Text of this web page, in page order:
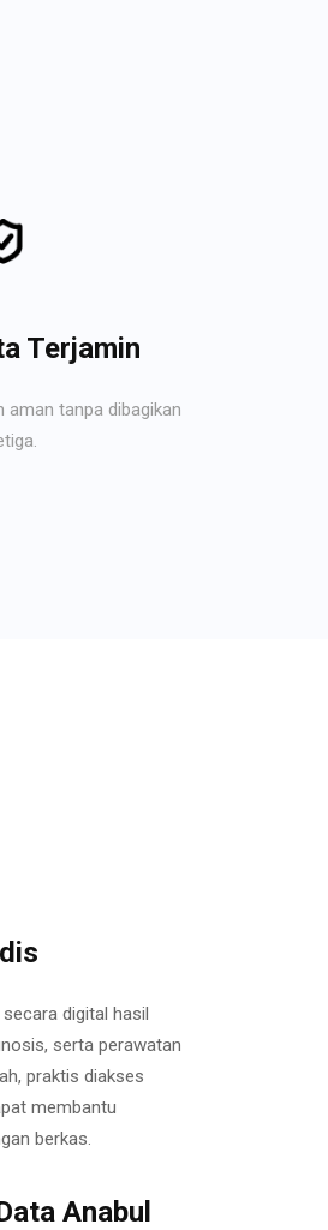
Terjamin
aman tanpa dibagikan
digital hasil
serta perawatan
praktis diakses
membantu
berkas.
Anabul